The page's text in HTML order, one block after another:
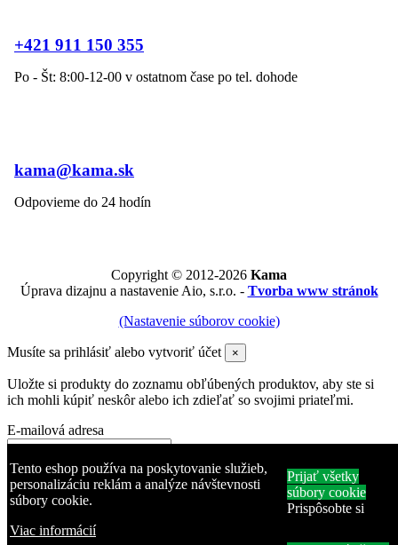
Tento eshop používa na poskytovanie služieb,
personalizáciu reklám a analýze návštevnosti
súbory cookie.
Viac informácií
Prijať všetky
súbory cookie
Prispôsobte si
+421 911 150 355
Po - Št: 8:00-12-00 v ostatnom čase po tel. dohode
kama@kama.sk
Odpovieme do 24 hodín
Copyright © 2012-2026 Kama
Úprava dizajnu a nastavenie Aio, s.r.o. - Tvorba www stránok
(Nastavenie súborov cookie)
Musíte sa prihlásiť alebo vytvoriť účet ×
Uložte si produkty do zoznamu obľúbených produktov, aby ste si
ich mohli kúpiť neskôr alebo ich zdieľať so svojimi priateľmi.
E-mailová adresa
Heslo
Zabudli ste heslo?